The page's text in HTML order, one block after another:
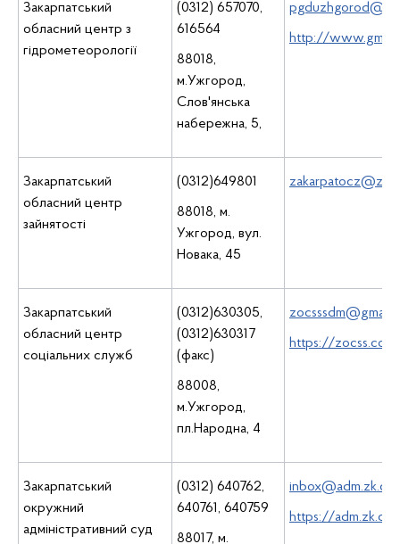
Закарпатський
обласний центр з
гідрометеорології
(0312) 657070,
616564
88018,
м.Ужгород,
Слов'янська
набережна, 5,
http://
Закарпатський
обласний центр
зайнятості
(0312)649801
88018, м.
Ужгород, вул.
Новака, 45
Закарпатський
обласний центр
соціальних служб
(0312)630305,
(0312)630317
(факс)
88008,
м.Ужгород,
пл.Народна, 4
https://
Закарпатський
окружний
адміністративний суд
(0312) 640762,
640761, 640759
88017, м.
https://